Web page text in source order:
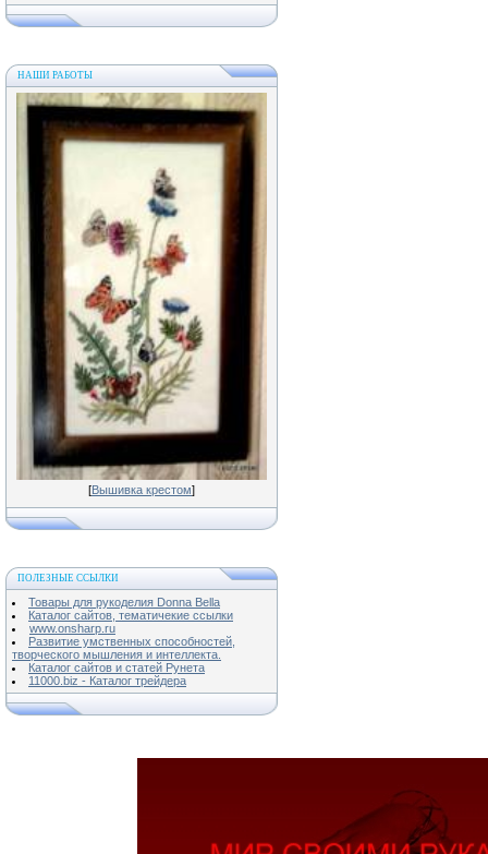
НАШИ РАБОТЫ
[Вышивка крестом]
ПОЛЕЗНЫЕ ССЫЛКИ
Товары для рукоделия Donna Bella
Каталог сайтов, тематичекие ссылки
www.onsharp.ru
Развитие умственных способностей,
творческого мышления и интеллекта.
Каталог сайтов и статей Рунета
11000.biz - Каталог трейдера